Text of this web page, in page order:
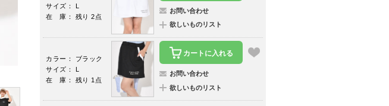
サイズ： L
在 庫： 残り 2点
お問い合わせ
欲しいものリスト
カラー： ブラック
サイズ： L
在 庫： 残り 1点
カートに入れる
お問い合わせ
欲しいものリスト